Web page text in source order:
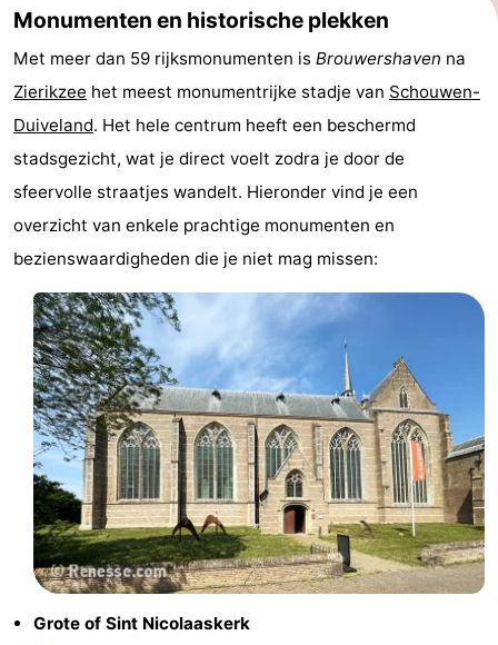
’t
Hof
Haamstede
Last
minutes
Strand
&
Bezienswaardigheden
Musea
-
Monumenten
Kerken
Molens
Uitkijkpunten
Attracties
Rondvaarten
Speeltuinen
Monumenten en historische plekken
Met meer dan 59 rijksmonumenten is Brouwershaven na
Zierikzee het meest monumentrijke stadje van Schouwen-
Duiveland. Het hele centrum heeft een beschermd
stadsgezicht, wat je direct voelt zodra je door de
sfeervolle straatjes wandelt. Hieronder vind je een
overzicht van enkele prachtige monumenten en
bezienswaardigheden die je niet mag missen:
Grote of Sint Nicolaaskerk